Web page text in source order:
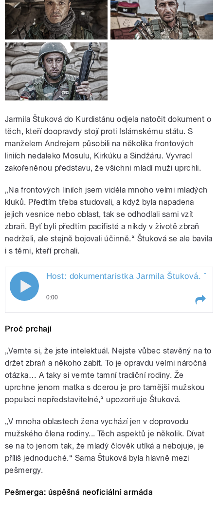
Jarmila Štuková do Kurdistánu odjela natočit dokument o
těch, kteří doopravdy stojí proti Islámskému státu. S
manželem Andrejem působili na několika frontových
liniích nedaleko Mosulu, Kirkúku a Sindžáru. Vyvrací
zakořeněnou představu, že všichni mladí muži uprchli.
„Na frontových liniích jsem viděla mnoho velmi mladých
kluků. Předtím třeba studovali, a když byla napadena
jejich vesnice nebo oblast, tak se odhodlali sami vzít
zbraň. Byť byli předtím pacifisté a nikdy v životě zbraň
nedrželi, ale stejně bojovali účinně.“ Štuková se ale bavila
i s těmi, kteří prchali.
pause
Host: dokumentaristka Jarmila Štuková.
0:00
Štuková. Témata: projekt Oči
Islámskému státu; jak se žije v
Iráckém Kurdistánu; projekt One
Blood o subkulturách sprejerů,
skejtařů a taterů ve válečných
oblastech. Moderuje Zita
Proč prchají
„Vemte si, že jste intelektuál. Nejste vůbec stavěný na to
držet zbraň a někoho zabít. To je opravdu velmi náročná
otázka… A taky si vemte tamní tradiční rodiny. Že
uprchne jenom matka s dcerou je pro tamější mužskou
populaci nepředstavitelné,“ upozorňuje Štuková.
„V mnoha oblastech žena vychází jen v doprovodu
mužského člena rodiny... Těch aspektů je několik. Dívat
se na to jenom tak, že mladý člověk utíká a nebojuje, je
příliš jednoduché.“ Sama Štuková byla hlavně mezi
pešmergy.
Pešmerga: úspěšná neoficiální armáda